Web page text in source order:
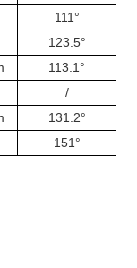
111°
123.5°
113.1°
/
131.2°
151°